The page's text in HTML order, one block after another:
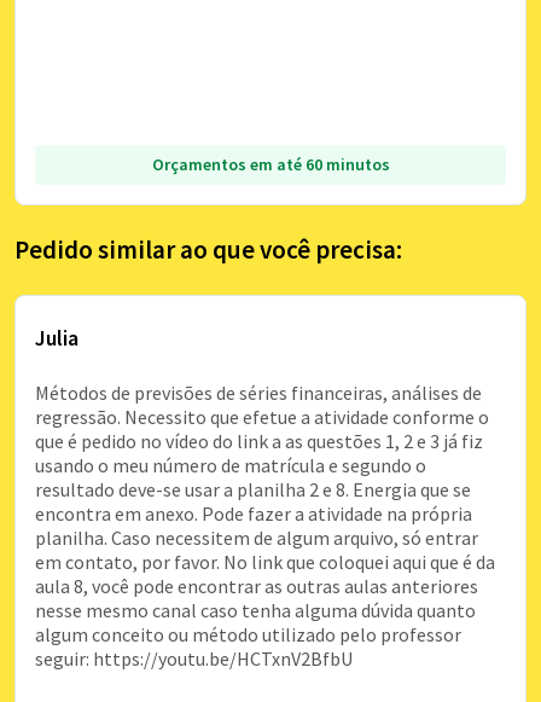
Orçamentos em até 60 minutos
Pedido similar ao que você precisa:
Julia
Métodos de previsões de séries financeiras, análises de
regressão. Necessito que efetue a atividade conforme o
que é pedido no vídeo do link a as questões 1, 2 e 3 já fiz
usando o meu número de matrícula e segundo o
resultado deve-se usar a planilha 2 e 8. Energia que se
encontra em anexo. Pode fazer a atividade na própria
planilha. Caso necessitem de algum arquivo, só entrar
em contato, por favor. No link que coloquei aqui que é da
aula 8, você pode encontrar as outras aulas anteriores
nesse mesmo canal caso tenha alguma dúvida quanto
algum conceito ou método utilizado pelo professor
seguir: https://youtu.be/HCTxnV2BfbU